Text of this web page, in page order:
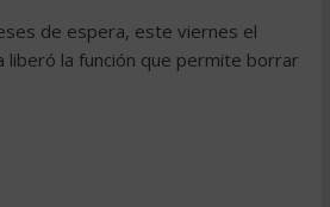
de espera, este viernes el
liberó la función que permite borrar